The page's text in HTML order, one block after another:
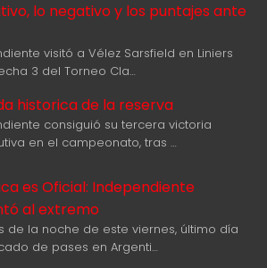
lo negativo y los puntajes ante
visitó a Vélez Sarsfield en Liniers
3 del Torneo Cla…
historica de la reserva
consiguió su tercera victoria
en el campeonato, tras …
es Oficial: Independiente
al extremo
de la noche de este viernes, último día
de pases en Argenti…